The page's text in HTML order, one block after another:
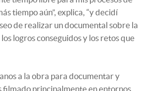
tiempo aún”, explica, “y decidí
de realizar un documental sobre la
logros conseguidos y los retos que
a la obra para documentar y
principalmente en entornos